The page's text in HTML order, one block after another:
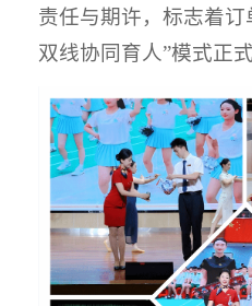
责任与期许，标志着订
双线协同育人”模式正式